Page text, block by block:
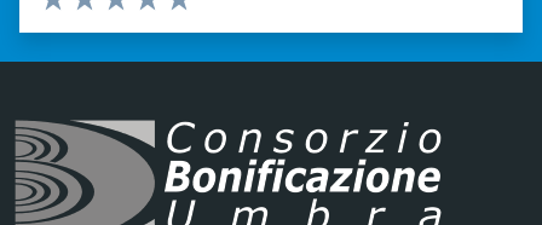
Valuta 5 stelle su 5
Valuta 4 stelle su 5
Valuta 3 stelle su 5
Valuta 2 stelle su 5
Valuta 1 stelle su 5